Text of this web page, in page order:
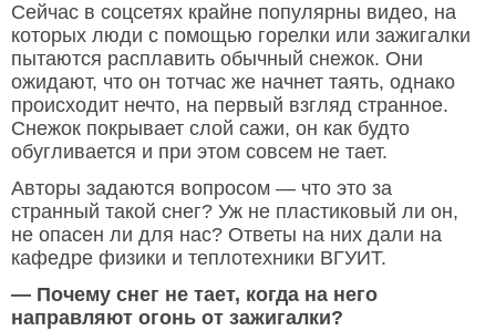
Сейчас в соцсетях крайне популярны видео, на
которых люди с помощью горелки или зажигалки
пытаются расплавить обычный снежок. Они
ожидают, что он тотчас же начнет таять, однако
происходит нечто, на первый взгляд странное.
Снежок покрывает слой сажи, он как будто
обугливается и при этом совсем не тает.
Авторы задаются вопросом — что это за
странный такой снег? Уж не пластиковый ли он,
не опасен ли для нас? Ответы на них дали на
кафедре физики и теплотехники ВГУИТ.
— Почему снег не тает, когда на него
направляют огонь от зажигалки?